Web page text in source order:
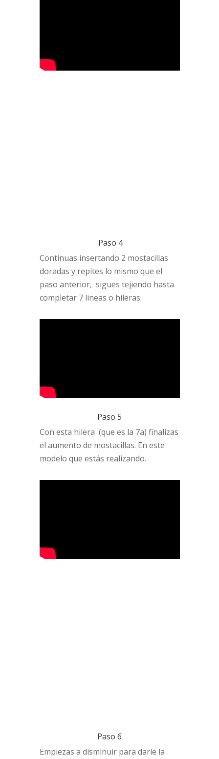
Paso 4
Continuas insertando 2 mostacillas
doradas y repites lo mismo que el
paso anterior, sigues tejiendo hasta
completar 7 lineas o hileras.
Paso 5
Con esta hilera (que es la 7a) finalizas
el aumento de mostacillas. En este
modelo que estás realizando.
Paso 6
Empiezas a disminuir para darle la